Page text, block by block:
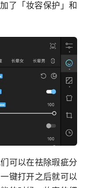
了「妆容保护」和
可以在祛除瑕疵分
键打开之后就可以